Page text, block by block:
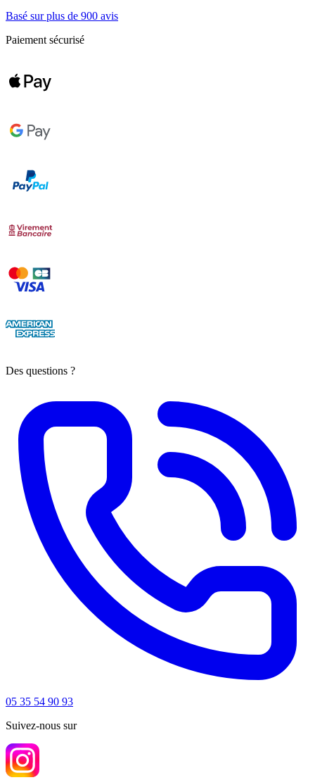
Basé sur plus de 900 avis
Paiement sécurisé
Des questions ?
05 35 54 90 93
Suivez-nous sur